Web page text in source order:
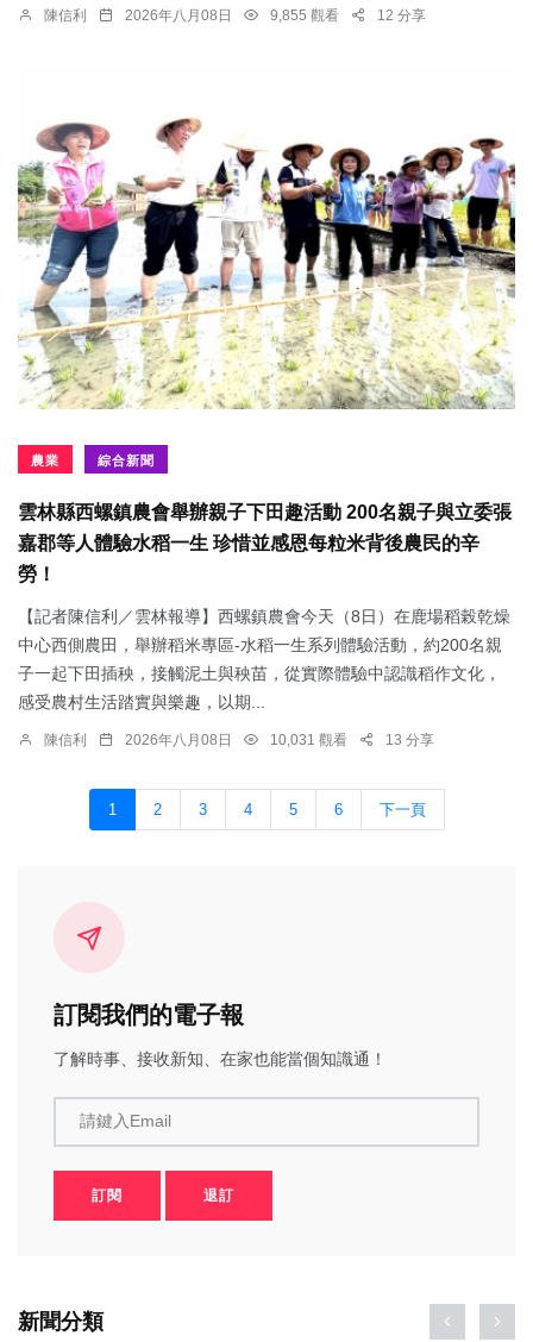
陳信利 2026年八月08日 9,855 觀看 12 分享
農業 綜合新聞
雲林縣西螺鎮農會舉辦親子下田趣活動 200名親子與立委張
嘉郡等人體驗水稻一生 珍惜並感恩每粒米背後農民的辛
勞！
【記者陳信利／雲林報導】西螺鎮農會今天（8日）在鹿場稻榖乾燥
中心西側農田，舉辦稻米專區-水稻一生系列體驗活動，約200名親
子一起下田插秧，接觸泥土與秧苗，從實際體驗中認識稻作文化，
感受農村生活踏實與樂趣，以期...
陳信利 2026年八月08日 10,031 觀看 13 分享
1 2 3 4 5 6 下一頁
訂閱我們的電子報
了解時事、接收新知、在家也能當個知識通！
請鍵入Email
訂閱 退訂
新聞分類